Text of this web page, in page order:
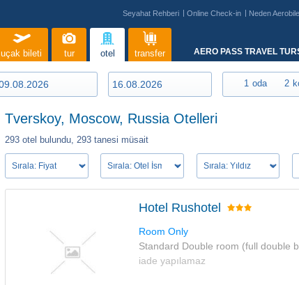
Seyahat Rehberi Online Check-in Neden
uçak bileti tur otel transfer AERO PASS TRAVEL
1 oda 2
Tverskoy, Moscow, Russia Otelleri
293 otel bulundu, 293 tanesi müsait
Hotel Rushotel
Room Only
Standard Double room (full double
iade yapılamaz